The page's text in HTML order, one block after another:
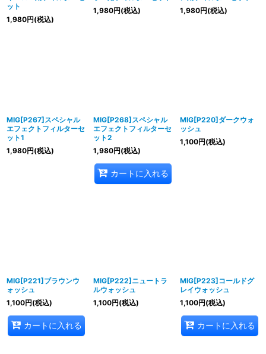
ット
1,980円(税込)
1,980円(税込)
1,980円(税込)
MIG[P267]スペシャル
エフェクトフィルターセ
ット1
1,980円(税込)
MIG[P268]スペシャル
エフェクトフィルターセ
ット2
1,980円(税込)
カートに入れる
MIG[P220]ダークウォ
ッシュ
1,100円(税込)
MIG[P221]ブラウンウ
ォッシュ
1,100円(税込)
カートに入れる
MIG[P222]ニュートラ
ルウォッシュ
1,100円(税込)
MIG[P223]コールドグ
レイウォッシュ
1,100円(税込)
カートに入れる